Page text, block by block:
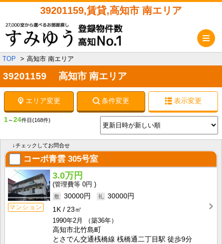
39201159,賃貸,高知市 南エリア
TOP 高知市 南エリア
39201159 高知市 南エリア
エリア変更 条件変更 表示変更
1～24件目 (168件)
↓チェックしてお問合せ
コーポ青雲 305号室
マンション
3.0万円
0円
30000円
30000円
1K
23㎡
1990年2月
（築36年）
高知市北竹島町
とさでん交通桟橋線 桟橋通二丁目駅 徒歩9分